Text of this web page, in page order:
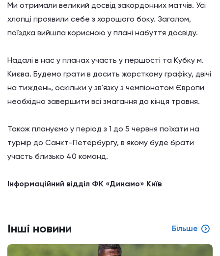
Ми отримали великий досвід закордонних матчів. Усі
хлопці проявили себе з хорошого боку. Загалом,
поїздка вийшла корисною у плані набуття досвіду.
Надалі в нас у планах участь у першості та Кубку м.
Києва. Будемо грати в досить жорсткому графіку, двічі
на тиждень, оскільки у зв'язку з чемпіонатом Європи
необхідно завершити всі змагання до кінця травня.
Також плануємо у період з 1 до 5 червня поїхати на
турнір до Санкт-Петербургу, в якому буде брати
участь близько 40 команд.
Інформаційний відділ ФК «Динамо» Київ
Інші новини Більше